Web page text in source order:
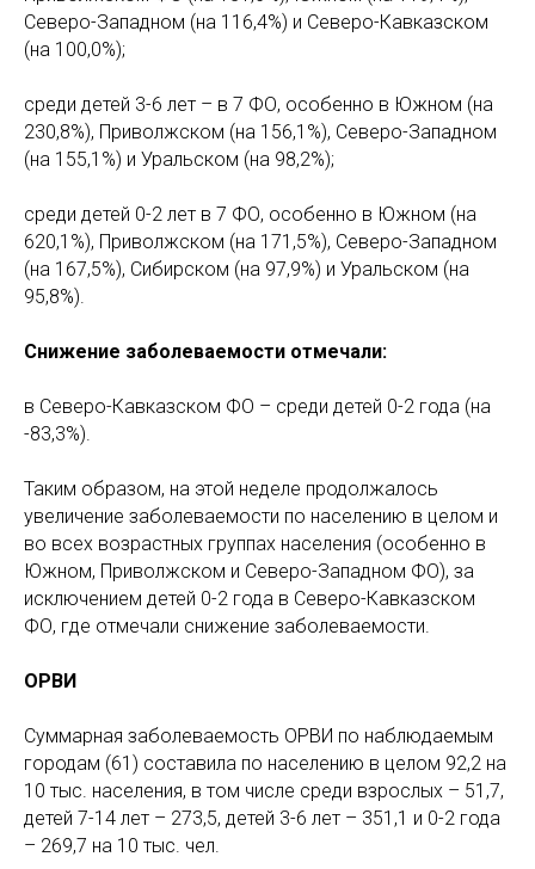
Северо-Западном (на 116,4%) и Северо-Кавказском
(на 100,0%);
среди детей 3-6 лет – в 7 ФО, особенно в Южном (на
230,8%), Приволжском (на 156,1%), Северо-Западном
(на 155,1%) и Уральском (на 98,2%);
среди детей 0-2 лет в 7 ФО, особенно в Южном (на
620,1%), Приволжском (на 171,5%), Северо-Западном
(на 167,5%), Сибирском (на 97,9%) и Уральском (на
95,8%).
Снижение заболеваемости отмечали:
в Северо-Кавказском ФО – среди детей 0-2 года (на
-83,3%).
Таким образом, на этой неделе продолжалось
увеличение заболеваемости по населению в целом и
во всех возрастных группах населения (особенно в
Южном, Приволжском и Северо-Западном ФО), за
исключением детей 0-2 года в Северо-Кавказском
ФО, где отмечали снижение заболеваемости.
ОРВИ
Суммарная заболеваемость ОРВИ по наблюдаемым
городам (61) составила по населению в целом 92,2 на
10 тыс. населения, в том числе среди взрослых – 51,7,
детей 7-14 лет – 273,5, детей 3-6 лет – 351,1 и 0-2 года
– 269,7 на 10 тыс. чел.